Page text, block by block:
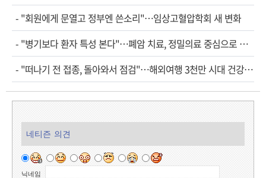
- "회원에게 문열고 정부엔 쓴소리"…임상고혈압학회 새 변화
- "병기보다 환자 특성 본다"…폐암 치료, 정밀의료 중심으로 진화
- "떠나기 전 접종, 돌아와서 점검"…해외여행 3천만 시대 건강관리법
네티즌 의견
닉네임